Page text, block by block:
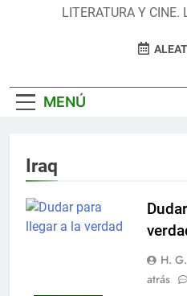
LITERATURA Y CINE.
MENÚ
Iraq
H.
atrás